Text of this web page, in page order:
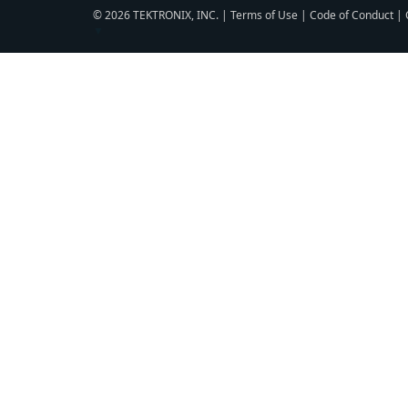
© 2026 TEKTRONIX, INC. | Terms of Use | Code of Conduct |